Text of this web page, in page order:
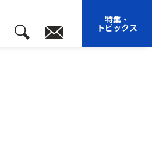
特集・
トピックス